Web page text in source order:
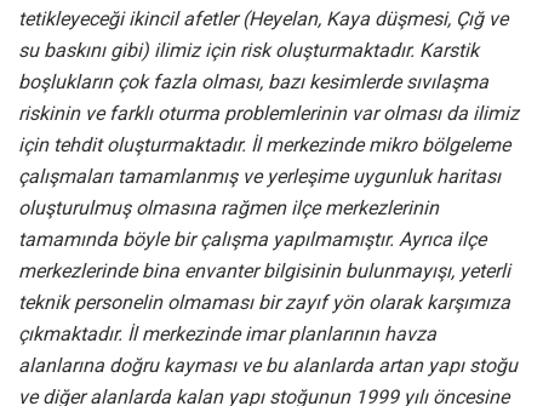
tetikleyeceği ikincil afetler (Heyelan, Kaya düşmesi, Çığ ve
su baskını gibi) ilimiz için risk oluşturmaktadır. Karstik
boşlukların çok fazla olması, bazı kesimlerde sıvılaşma
riskinin ve farklı oturma problemlerinin var olması da ilimiz
için tehdit oluşturmaktadır. İl merkezinde mikro bölgeleme
çalışmaları tamamlanmış ve yerleşime uygunluk haritası
oluşturulmuş olmasına rağmen ilçe merkezlerinin
tamamında böyle bir çalışma yapılmamıştır. Ayrıca ilçe
merkezlerinde bina envanter bilgisinin bulunmayışı, yeterli
teknik personelin olmaması bir zayıf yön olarak karşımıza
çıkmaktadır. İl merkezinde imar planlarının havza
alanlarına doğru kayması ve bu alanlarda artan yapı stoğu
ve diğer alanlarda kalan yapı stoğunun 1999 yılı öncesine